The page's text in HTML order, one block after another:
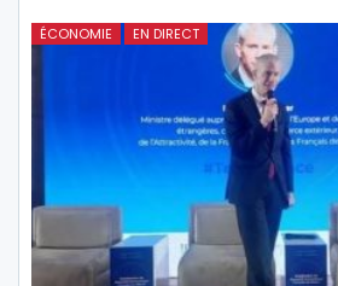
ÉCONOMIE EN DIRECT